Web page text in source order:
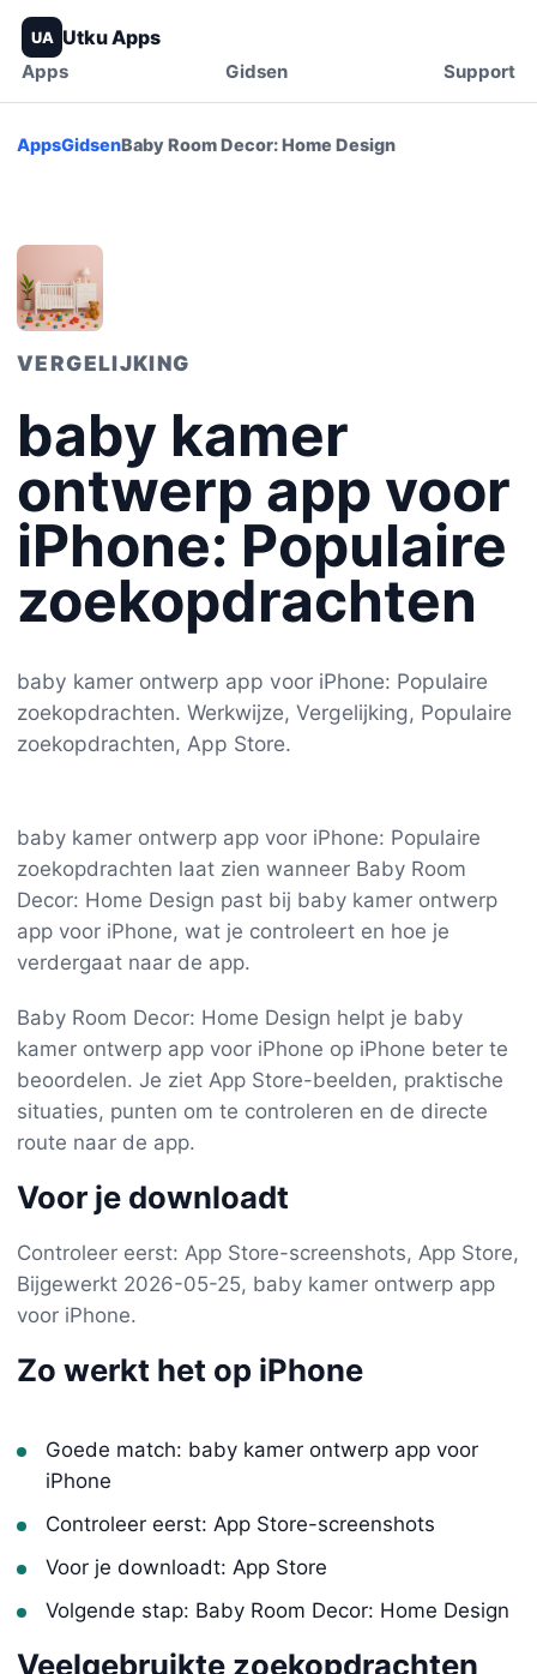
UA Utku Apps
Apps Gidsen Support
AppsGidsenBaby Room Decor: Home Design
VERGELIJKING
baby kamer
ontwerp app voor
iPhone: Populaire
zoekopdrachten
baby kamer ontwerp app voor iPhone: Populaire
zoekopdrachten. Werkwijze, Vergelijking, Populaire
zoekopdrachten, App Store.
baby kamer ontwerp app voor iPhone: Populaire
zoekopdrachten laat zien wanneer Baby Room
Decor: Home Design past bij baby kamer ontwerp
app voor iPhone, wat je controleert en hoe je
verdergaat naar de app.
Baby Room Decor: Home Design helpt je baby
kamer ontwerp app voor iPhone op iPhone beter te
beoordelen. Je ziet App Store-beelden, praktische
situaties, punten om te controleren en de directe
route naar de app.
Voor je downloadt
Controleer eerst: App Store-screenshots, App Store,
Bijgewerkt 2026-05-25, baby kamer ontwerp app
voor iPhone.
Zo werkt het op iPhone
Goede match: baby kamer ontwerp app voor
iPhone
Controleer eerst: App Store-screenshots
Voor je downloadt: App Store
Volgende stap: Baby Room Decor: Home Design
Veelgebruikte zoekopdrachten